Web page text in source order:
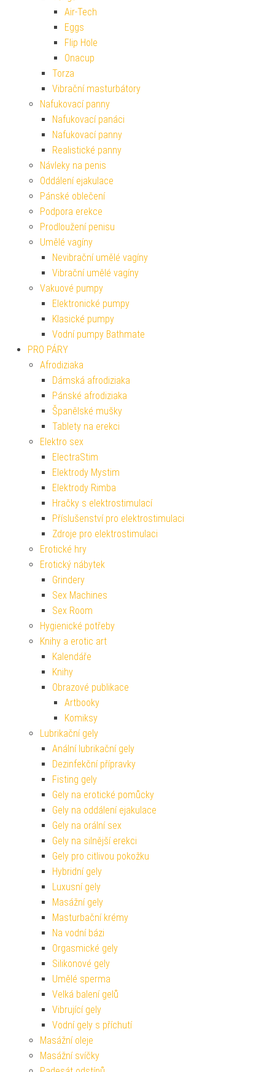
Air-Tech
Eggs
Flip Hole
Onacup
Torza
Vibrační masturbátory
Nafukovací panny
Nafukovací panáci
Nafukovací panny
Realistické panny
Návleky na penis
Oddálení ejakulace
Pánské oblečení
Podpora erekce
Prodloužení penisu
Umělé vagíny
Nevibrační umělé vagíny
Vibrační umělé vagíny
Vakuové pumpy
Elektronické pumpy
Klasické pumpy
Vodní pumpy Bathmate
PRO PÁRY
Afrodiziaka
Dámská afrodiziaka
Pánské afrodiziaka
Španělské mušky
Tablety na erekci
Elektro sex
ElectraStim
Elektrody Mystim
Elektrody Rimba
Hračky s elektrostimulací
Příslušenství pro elektrostimulaci
Zdroje pro elektrostimulaci
Erotické hry
Erotický nábytek
Grindery
Sex Machines
Sex Room
Hygienické potřeby
Knihy a erotic art
Kalendáře
Knihy
Obrazové publikace
Artbooky
Komiksy
Lubrikační gely
Anální lubrikační gely
Dezinfekční přípravky
Fisting gely
Gely na erotické pomůcky
Gely na oddálení ejakulace
Gely na orální sex
Gely na silnější erekci
Gely pro citlivou pokožku
Hybridní gely
Luxusní gely
Masážní gely
Masturbační krémy
Na vodní bázi
Orgasmické gely
Silikonové gely
Umělé sperma
Velká balení gelů
Vibrující gely
Vodní gely s příchutí
Masážní oleje
Masážní svíčky